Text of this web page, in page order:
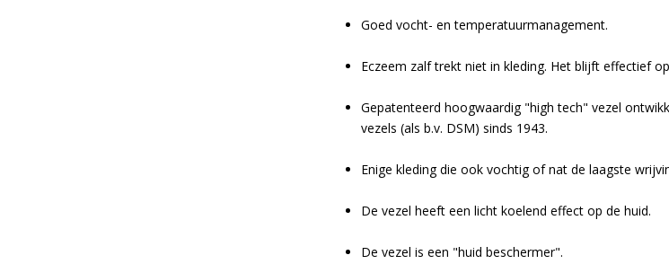
Goed vocht- en temperatuurmanagement.
Eczeem zalf trekt niet in kleding. Het blijft effectief
Gepatenteerd hoogwaardig "high tech" vezel
vezels (als b.v. DSM) sinds 1943.
Enige kleding die ook vochtig of nat de laagste
De vezel heeft een licht koelend effect op de huid.
De vezel is een "huid beschermer".